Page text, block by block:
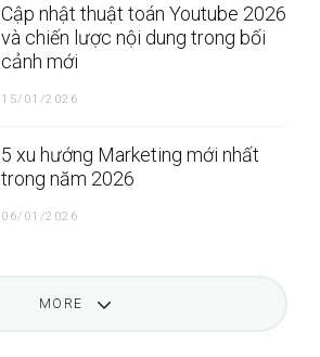
Cập nhật thuật toán Youtube 2026
và chiến lược nội dung trong bối
cảnh mới
15/01/2026
5 xu hướng Marketing mới nhất
trong năm 2026
06/01/2026
MORE